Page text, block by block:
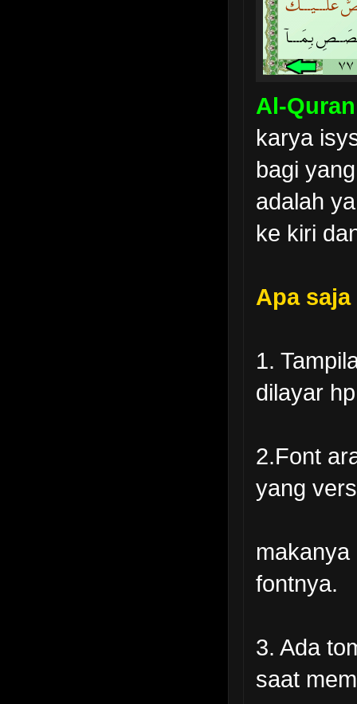
Al-
karya
bagi
adalah
ke kiri
Apa
1.
dilayar
2.Font
yang
fontnya.
3. Ada
saat